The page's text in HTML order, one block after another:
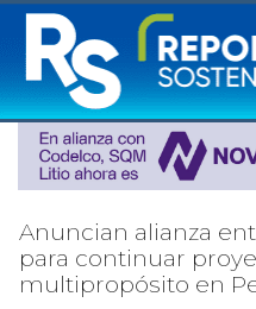
Anuncian alianza
para continuar
multipropósito en